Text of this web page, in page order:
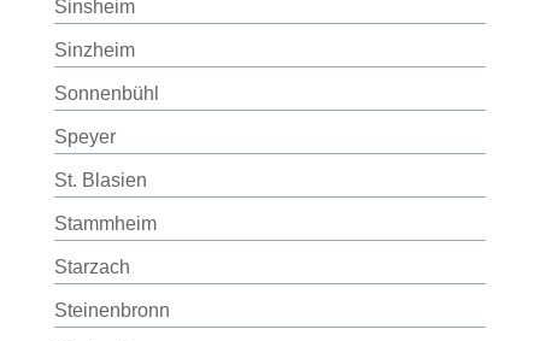
Sinsheim
Sinzheim
Sonnenbühl
Speyer
St. Blasien
Stammheim
Starzach
Steinenbronn